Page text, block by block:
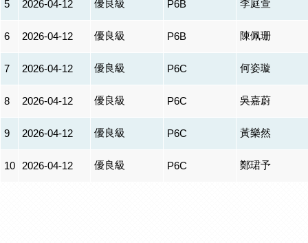
5 2026-04-12 優良級 P6B 李庭萱
6 2026-04-12 優良級 P6B 陳佩珊
7 2026-04-12 優良級 P6C 何姿璇
8 2026-04-12 優良級 P6C 吳嘉蔚
9 2026-04-12 優良級 P6C 黃樂然
10 2026-04-12 優良級 P6C 鄭珺予